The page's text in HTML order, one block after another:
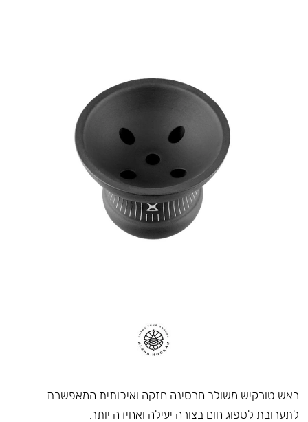
ראש טורקיש משולב חרסינה חזקה ואיכותית המאפשרת
לתערובת לספוג חום בצורה יעילה ואחידה יותר.